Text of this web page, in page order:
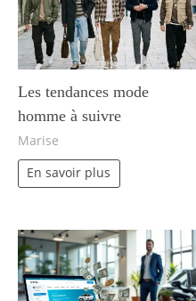
Les tendances mode
homme à suivre
Marise
En savoir plus